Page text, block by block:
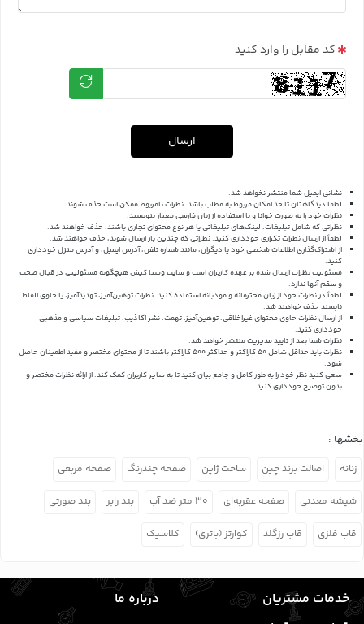
کد مقابل را وارد کنید
ارسال
نشانی ایمیل شما منتشر نخواهد شد.
لطفا دیدگاهتان تا حد امکان مربوط به مطلب باشد. نظرات نامربوط ممکن است حذف شوند.
نظرات خود را به صورت خوانا و با استفاده از زبان فارسی معیار بنویسید.
نظراتی که شامل تبلیغات، لینک‌های تبلیغاتی یا هر نوع محتوای تجاری باشند، حذف خواهند شد.
لطفاً از ارسال نظرات تکراری خودداری کنید. نظراتی که چندین بار ارسال شوند، حذف خواهند شد.
از اشتراک‌گذاری اطلاعات شخصی خود یا دیگران، مانند شماره تلفن، آدرس ایمیل، و آدرس منزل خودداری
کنید.
مسئولیت نظرات ارسال شده بر عهده کاربران است و سایت وستا کیش هیچگونه مسئولیتی در قبال صحت
و سقم آنها ندارد.
لطفاً در نظرات خود از زبان محترمانه و مودبانه استفاده کنید. نظرات توهین‌آمیز، تهدیدآمیز، یا حاوی الفاظ
ناپسند حذف خواهند شد.
از ارسال نظرات حاوی محتوای غیراخلاقی، توهین‌آمیز، تهمت، نشر اکاذیب، تبلیغات سیاسی و مذهبی
خودداری کنید.
نظرات شما بعد از تایید مدیریت منتشر خواهد شد.
نظرات باید حداقل شامل 50 کاراکتر و حداکثر 500 کاراکتر باشند تا از محتوای مختصر و مفید اطمینان حاصل
شود.
سعی کنید نظر خود را به طور کامل و جامع بیان کنید تا به سایر کاربران کمک کند.از ارائه نظرات مختصر و
بدون توضیح خودداری کنید.
بخشها :
زنانه اصالت برند چین ساخت ژاپن صفحه چندرنگ صفحه مربعی
شیشه معدنی صفحه عقربه‌ای ۳۰ متر ضد آب بند رابر بند صورتی
قاب فلزی قاب رزگلد کوارتز (باتری) کلاسیک
خدمات مشتریان
درباره ما